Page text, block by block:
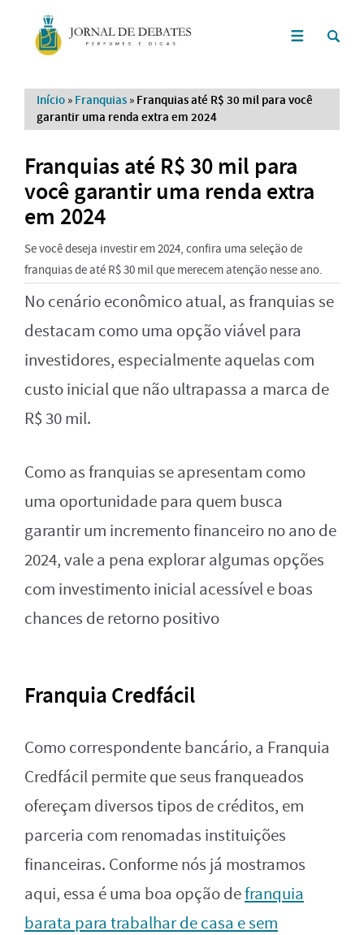
Início » Franquias » Franquias até R$ 30 mil para você
garantir uma renda extra em 2024
Franquias até R$ 30 mil para
você garantir uma renda extra
em 2024
Se você deseja investir em 2024, confira uma seleção de
franquias de até R$ 30 mil que merecem atenção nesse ano.
No cenário econômico atual, as franquias se
destacam como uma opção viável para
investidores, especialmente aquelas com
custo inicial que não ultrapassa a marca de
R$ 30 mil.
Como as franquias se apresentam como
uma oportunidade para quem busca
garantir um incremento financeiro no ano de
2024, vale a pena explorar algumas opções
com investimento inicial acessível e boas
chances de retorno positivo
Franquia Credfácil
Como correspondente bancário, a Franquia
Credfácil permite que seus franqueados
ofereçam diversos tipos de créditos, em
parceria com renomadas instituições
financeiras. Conforme nós já mostramos
aqui, essa é uma boa opção defranquia
barata para trabalhar de casa e sem